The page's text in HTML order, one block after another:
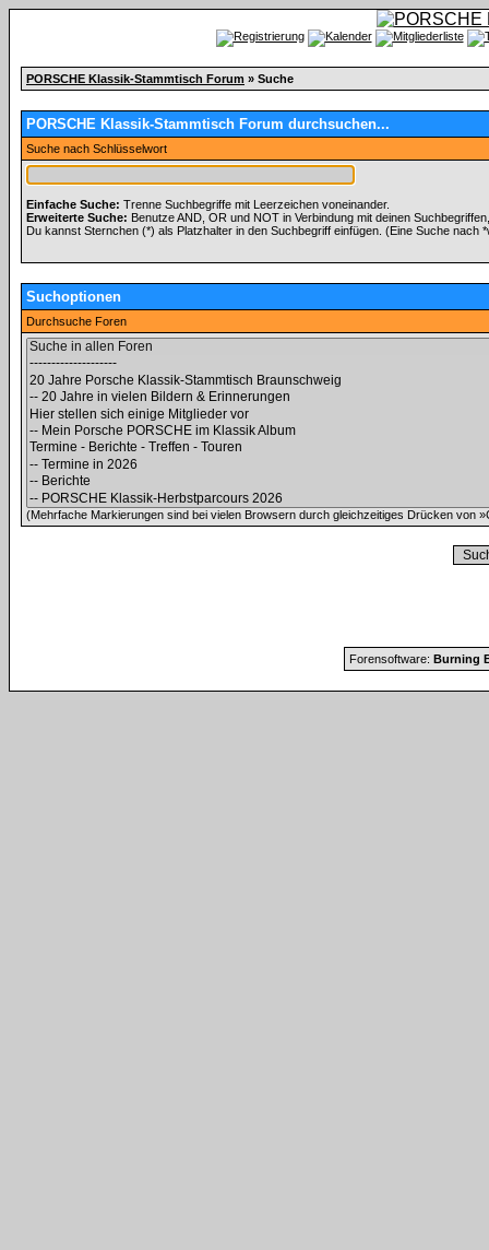
PORSCHE Klassik-Stammtisch Forum » Suche
PORSCHE Klassik-Stammtisch Forum durchsuchen...
Suche nach Schlüsselwort
Einfache Suche: Trenne Suchbegriffe mit Leerzeichen voneinander.
Erweiterte Suche: Benutze AND, OR und NOT in Verbindung mit deinen
Du kannst Sternchen (*) als Platzhalter in den Suchbegriff einfügen. (Eine Suche nach
Suchoptionen
Durchsuche Foren
(Mehrfache Markierungen sind bei vielen Browsern durch gleichzeitiges Drücken von
Forensoftware: Burning